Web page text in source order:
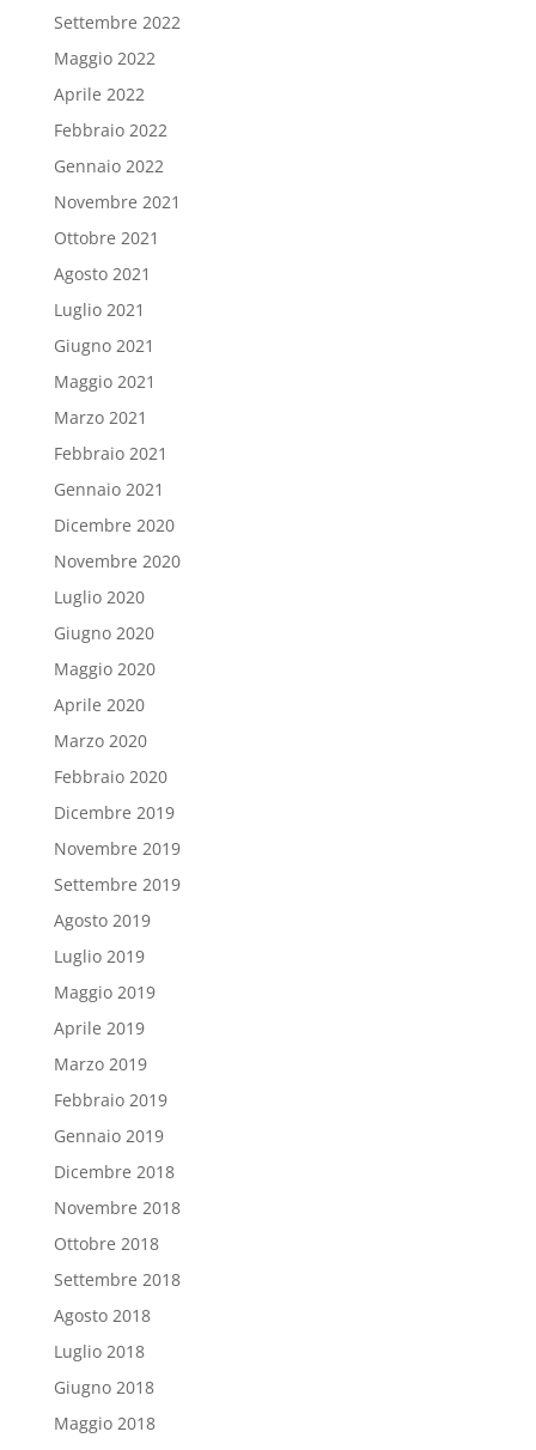
Settembre 2022
Maggio 2022
Aprile 2022
Febbraio 2022
Gennaio 2022
Novembre 2021
Ottobre 2021
Agosto 2021
Luglio 2021
Giugno 2021
Maggio 2021
Marzo 2021
Febbraio 2021
Gennaio 2021
Dicembre 2020
Novembre 2020
Luglio 2020
Giugno 2020
Maggio 2020
Aprile 2020
Marzo 2020
Febbraio 2020
Dicembre 2019
Novembre 2019
Settembre 2019
Agosto 2019
Luglio 2019
Maggio 2019
Aprile 2019
Marzo 2019
Febbraio 2019
Gennaio 2019
Dicembre 2018
Novembre 2018
Ottobre 2018
Settembre 2018
Agosto 2018
Luglio 2018
Giugno 2018
Maggio 2018